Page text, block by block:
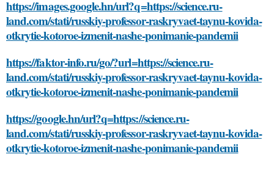
https://images.google.hn/url?q=https://science.ru-
land.com/stati/russkiy-professor-raskryvaet-taynu-kovida-
otkrytie-kotoroe-izmenit-nashe-ponimanie-pandemii
https://faktor-info.ru/go/?url=https://science.ru-
land.com/stati/russkiy-professor-raskryvaet-taynu-kovida-
otkrytie-kotoroe-izmenit-nashe-ponimanie-pandemii
https://google.hn/url?q=https://science.ru-
land.com/stati/russkiy-professor-raskryvaet-taynu-kovida-
otkrytie-kotoroe-izmenit-nashe-ponimanie-pandemii